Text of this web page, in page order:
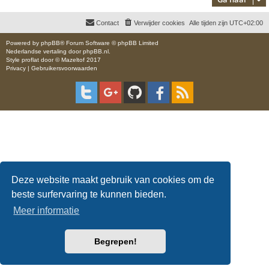
Deze website maakt gebruik van cookies om de
beste surfervaring te kunnen bieden.
Meer informatie
Begrepen!
Alle tijden zijn UTC+02:00
Verwijder cookies
Contact
Powered by phpBB® Forum Software © phpBB Limited
Nederlandse vertaling doorphpBB.nl.
Style proflat door ©Mazeltof 2017
Privacy | Gebruikersvoorwaarden